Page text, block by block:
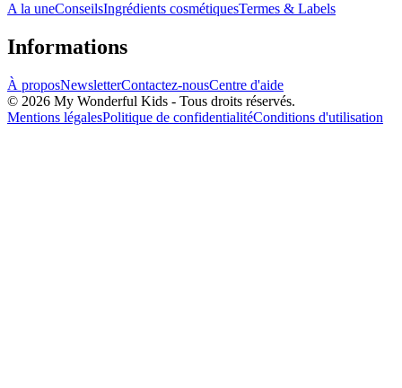
A la uneConseilsIngrédients cosmétiquesTermes & Labels
Informations
À proposNewsletterContactez-nousCentre d'aide
© 2026 My Wonderful Kids - Tous droits réservés.
Mentions légalesPolitique de confidentialitéConditions d'utilisation